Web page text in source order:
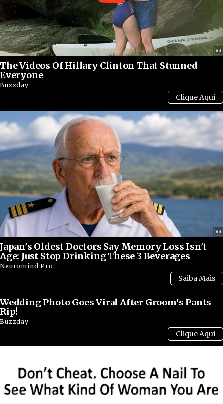
The Videos Of Hillary Clinton That Stunned
Everyone
Buzzday
Japan's Oldest Doctors Say Memory Loss Isn't
Age: Just Stop Drinking These 3 Beverages
Neuromind Pro
Wedding Photo Goes Viral After Groom's Pants
Rip!
Buzzday